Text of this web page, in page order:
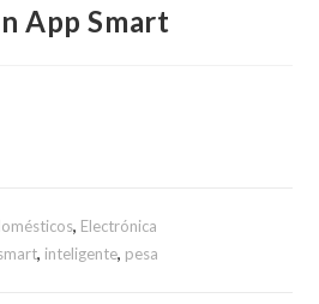
App Smart
, Electrónica
, inteligente, pesa